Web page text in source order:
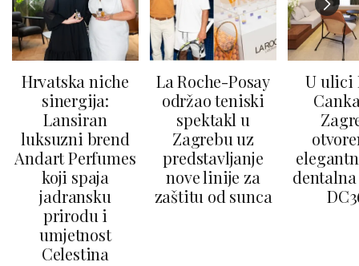
Hrvatska niche
sinergija:
Lansiran
luksuzni brend
Andart Perfumes
koji spaja
jadransku
prirodu i
umjetnost
Celestina
La Roche-Posay
održao teniski
spektakl u
Zagrebu uz
predstavljanje
nove linije za
zaštitu od sunca
U ulici